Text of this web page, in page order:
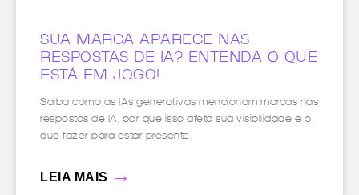
SUA MARCA APARECE NAS
RESPOSTAS DE IA? ENTENDA O QUE
ESTÁ EM JOGO!
Saiba como as IAs generativas mencionam marcas nas
respostas de IA, por que isso afeta sua visibilidade e o
que fazer para estar presente.
LEIA MAIS →